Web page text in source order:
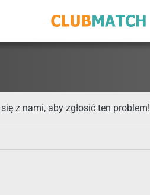
z nami, aby zgłosić ten problem!